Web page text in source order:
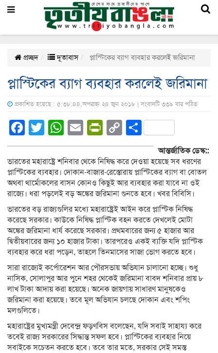
প্রচ্ছদ দূতাবাস প্লাস্টিকের ব্যাগ ব্যবহার করলেই জরিমানা
প্লাস্টিকের ব্যাগ ব্যবহার করলেই জরিমানা
প্রকাশিত হয়েছে : ৫:৩৮:৪৪,অপরাহ্ন ২৪ জুন ২০১৮ | সংবাদটি ৩৩৯ বার পঠিত
Facebook
Twitter
WhatsApp
EmailPrintFriendly
Copy
Link
Share
আন্তর্জাতিক ডেস্ক::
ভারতের মহারাষ্ট্রে শনিবার থেকে নিষিদ্ধ করে দেওয়া হয়েছে সব ধরণের
প্লাস্টিকের ব্যবহার। দোকান-বাজার-রেস্তোরায় প্লাস্টিকের ব্যাগ বা বোতল
অথবা থার্মোকলের বাসন কোনও কিছুই আর ব্যবহার করা যাবে না ওই
রাজ্যে। ধরা পড়লেই বড় অঙ্কের জরিমানা গুনতে হবে। খবর বিবিসি।
ভারতের বড় রাজ্যগুলির মধ্যে মহারাষ্ট্রেই আইন করে প্লাস্টিক নিষিদ্ধ
করেছে সরকার। কাউকে নিষিদ্ধ প্লাস্টিক বহন করতে দেখলেই মোটা
অঙ্কের জরিমানা ধার্য করেছে সরকার। প্রথমবারের জন্য ৫ হাজার আর
দ্বিতীয়বারের জন্য ১০ হাজার টাকা। তারপরেও একই ব্যক্তি যদি প্লাস্টিক
ব্যবহার করে ধরা পড়েন, তাহলে তিনমাসের সাজা ভোগ করতে হবে।
সারা রাজ্যেই কর্পোরেশন আর পৌরসভায় অভিযান চালানো হচ্ছে। শুধু
নাসিক, সোলাপুর আর পুনে শহর থেকেই জরিমানা বাবদ শনিবার প্রায় ৮
লাখ টাকা আদায় করা হয়েছে। অনেক জায়গায় সাধারণ মানুষকেও
জরিমানা করা হয়েছে। তবে মূল অভিযান চলছে দোকান এবং শপিং
মলগুলিতে।
মহারাষ্ট্রের মুখ্যমন্ত্রী দেবেন্দ্র ফড়ণবিস বলেছেন, যদি সবাই সাহায্য করে
তবেই রাজ্য সরকারের সিদ্ধান্ত সফল হবে। প্লাস্টিকের ব্যবহার নিয়ে
সবাইকে সচেতন করতে হবে। তবে তার মতে, সরকার সেই সমস্ত